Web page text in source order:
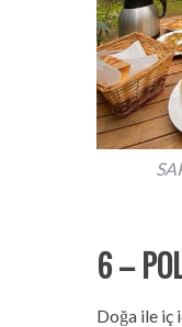
6 –
Doğa ile iç